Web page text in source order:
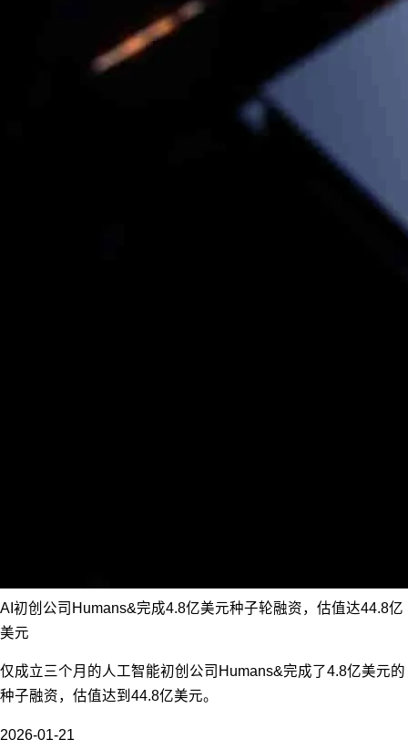
AI初创公司Humans&完成4.8亿美元种子轮融资，估值达44.8亿
美元
仅成立三个月的人工智能初创公司Humans&完成了4.8亿美元的
种子融资，估值达到44.8亿美元。
2026-01-21